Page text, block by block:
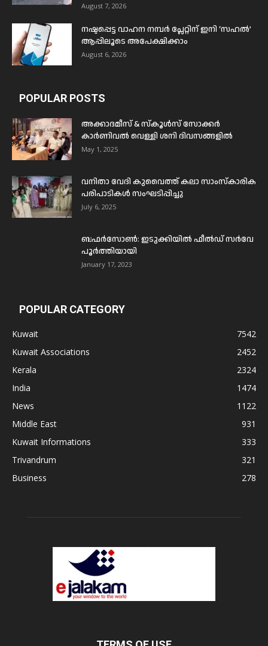
August 7, 2026
നഷ്ടപ്പെട്ട വാഹന നമ്പർ പ്ലേറ്റിന് ഇനി ‘സഹൽ’
ആപ്പിലൂടെ അപേക്ഷിക്കാം
August 6, 2026
POPULAR POSTS
അക്കാദമീസ് & സ്കൂൾസ് സോക്കർ
കാർണിവൽ വെള്ളി ശനി ദിവസങ്ങളിൽ
May 1, 2025
വനിതാ വേദി കുവൈത്ത് കലാ സാംസ്കാരിക
പരിപാടികൾ സംഘടിപ്പിച്ചു
July 6, 2025
ബഫര്‍സോണ്‍: ഇടുക്കിയില്‍ ഫീല്‍ഡ് സര്‍വേ
പൂര്‍ത്തിയായി
January 17, 2023
POPULAR CATEGORY
Kuwait
7542
Kuwait Associations
2452
Kerala
2324
India
1474
News
1122
Middle East
931
Kuwait Informations
333
Trivandrum
321
Business
278